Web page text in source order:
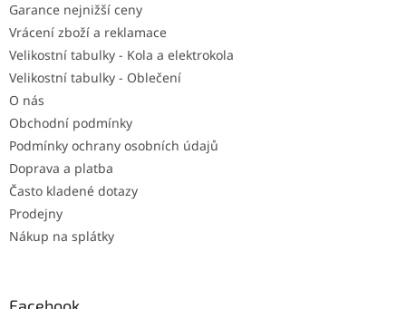
Garance nejnižší ceny
Vrácení zboží a reklamace
Velikostní tabulky - Kola a elektrokola
Velikostní tabulky - Oblečení
O nás
Obchodní podmínky
Podmínky ochrany osobních údajů
Doprava a platba
Často kladené dotazy
Prodejny
Nákup na splátky